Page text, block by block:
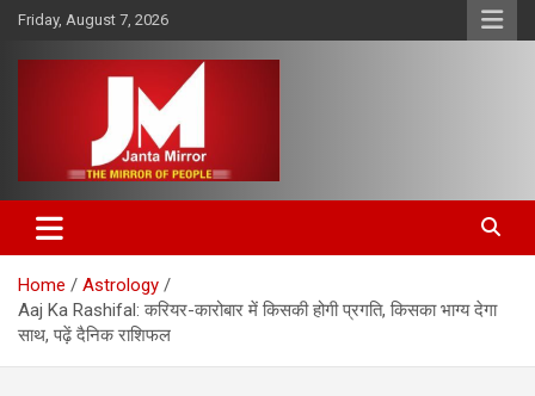
Skip
content
Friday, August 7, 2026
Janta Mirror
Home
Astrology
Aaj Ka Rashifal: करियर-कारोबार में किसकी होगी प्रगति, किसका भाग्य देगा
साथ, पढ़ें दैनिक राशिफल